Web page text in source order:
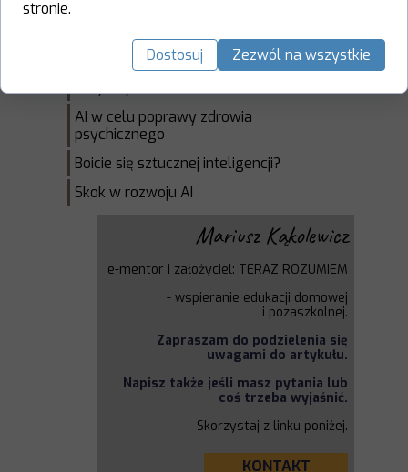
Europa i geopolityka AGI
3 publikacje c.f.g. - Centrum dla
AI w celu poprawy zdrowia
psychicznego
Boicie się sztucznej inteligencji?
Skok w rozwoju AI
Mariusz Kąkolewicz
e-mentor i założyciel: TERAZ ROZUMIEM
- wspieranie edukacji domowej
i pozaszkolnej.
Zapraszam do podzielenia się
uwagami do artykułu.
Napisz także jeśli masz pytania lub
coś trzeba wyjaśnić.
Skorzystaj z linku poniżej.
KONTAKT
stronie.
Dostosuj Zezwól na wszystkie